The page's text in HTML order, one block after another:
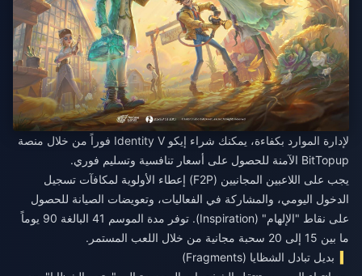
لإدارة الموارد بكفاءة، يمكنك شراء إيكو Identity V فوراً
من خلال منصة
BitTopup الآمنة للحصول على أسعار تنافسية وتسليم فوري.
يجب على اللاعبين المجانيين (F2P) إعطاء الأولوية لمكافآت تسجيل
الدخول اليومي، والمشاركة في الفعاليات، وتعويضات الصيانة للحصول
على نقاط "الإلهام" (Inspiration). توفر مدة الموسم 41 البالغة 90 يوماً
ما بين 15 إلى 20 سحبة مجانية من خلال اللعب المستمر.
بديل تبادل الشظايا (Fragments)